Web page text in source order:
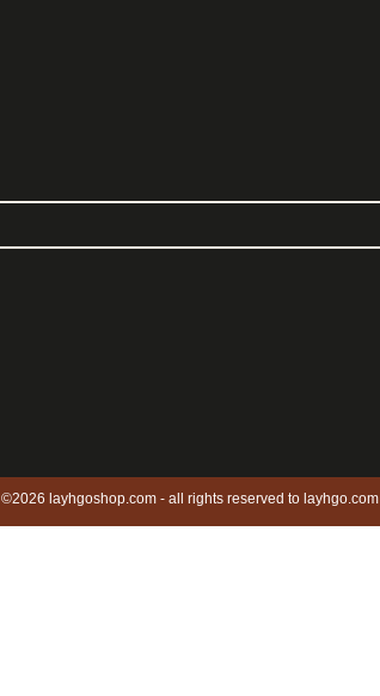
©2026 layhgoshop.com - all rights reserved to layhgo.com